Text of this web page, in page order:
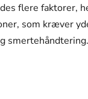
flere faktorer,
som kræver
smertehåndtering.